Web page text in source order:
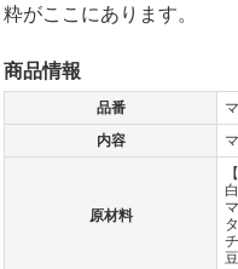
粋がここにあります。
商品情報
品番
内容
原材料